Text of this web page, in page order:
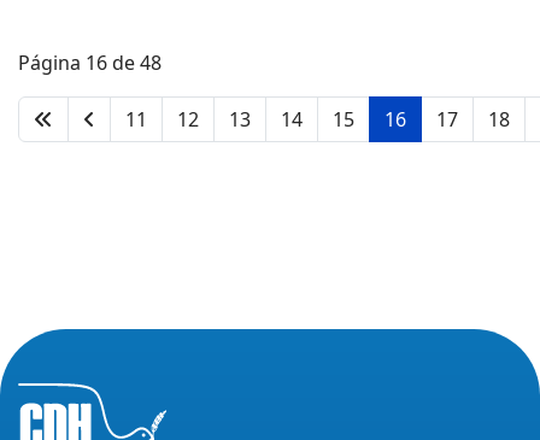
Página 16 de 48
11 12 13 14 15 16 17 18